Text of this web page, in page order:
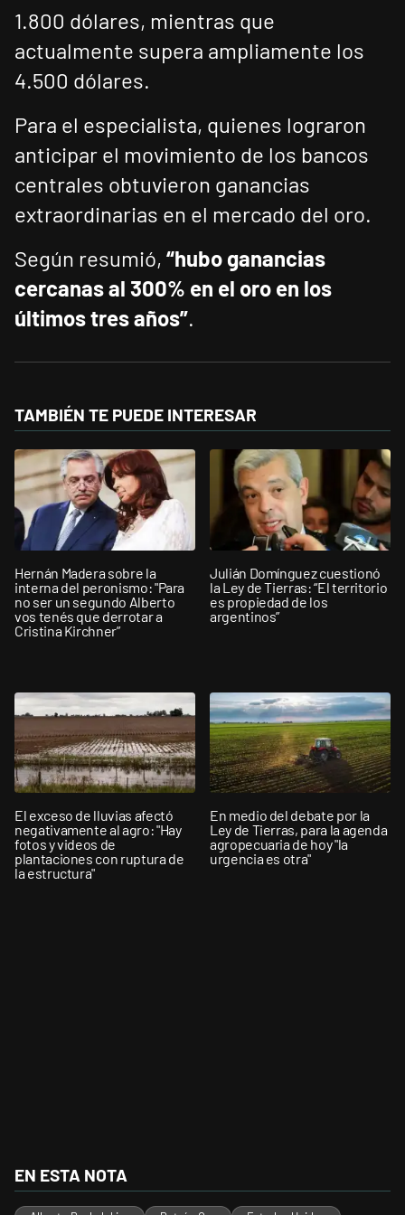
1.800 dólares, mientras que
actualmente supera ampliamente los
4.500 dólares.
Para el especialista, quienes lograron
anticipar el movimiento de los bancos
centrales obtuvieron ganancias
extraordinarias en el mercado del oro.
Según resumió, “hubo ganancias
cercanas al 300% en el oro en los
últimos tres años”.
TAMBIÉN TE PUEDE INTERESAR
Hernán Madera sobre la
interna del peronismo: "Para
no ser un segundo Alberto
vos tenés que derrotar a
Cristina Kirchner”
Julián Domínguez cuestionó
la Ley de Tierras: “El territorio
es propiedad de los
argentinos”
El exceso de lluvias afectó
negativamente al agro: "Hay
fotos y videos de
plantaciones con ruptura de
la estructura"
En medio del debate por la
Ley de Tierras, para la agenda
agropecuaria de hoy "la
urgencia es otra"
EN ESTA NOTA